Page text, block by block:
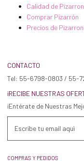
Calidad de
Comprar Pizarrón
Precios de
CONTACTO
Tel: 55-6798-0803 / 55-
¡RECIBE NUESTRAS
¡Entérate de Nuestras
COMPRAS Y PEDIDOS